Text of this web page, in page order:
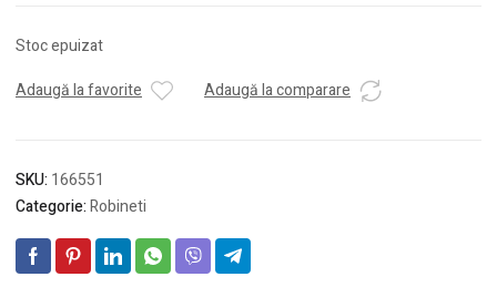
Stoc epuizat
Adaugă la favorite
Adaugă la comparare
SKU: 166551
Categorie:Robineti